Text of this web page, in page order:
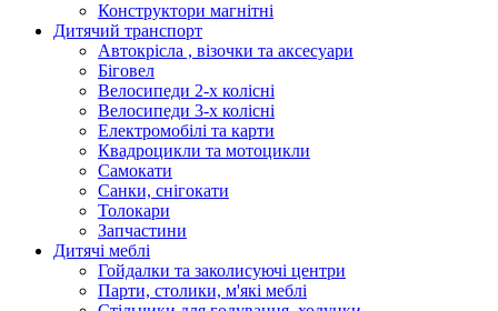
Конструктори магнітні
Дитячий транспорт
Автокрісла , візочки та аксесуари
Біговел
Велосипеди 2-х колісні
Велосипеди 3-х колісні
Електромобілі та карти
Квадроцикли та мотоцикли
Самокати
Санки, снігокати
Толокари
Запчастини
Дитячі меблі
Гойдалки та заколисуючі центри
Парти, столики, м'які меблі